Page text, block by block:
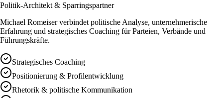
Politik-Architekt & Sparringspartner
Michael Romeiser verbindet politische Analyse, unternehmerische
Erfahrung und strategisches Coaching für Parteien, Verbände und
Führungskräfte.
Strategisches Coaching
Positionierung & Profilentwicklung
Rhetorik & politische Kommunikation